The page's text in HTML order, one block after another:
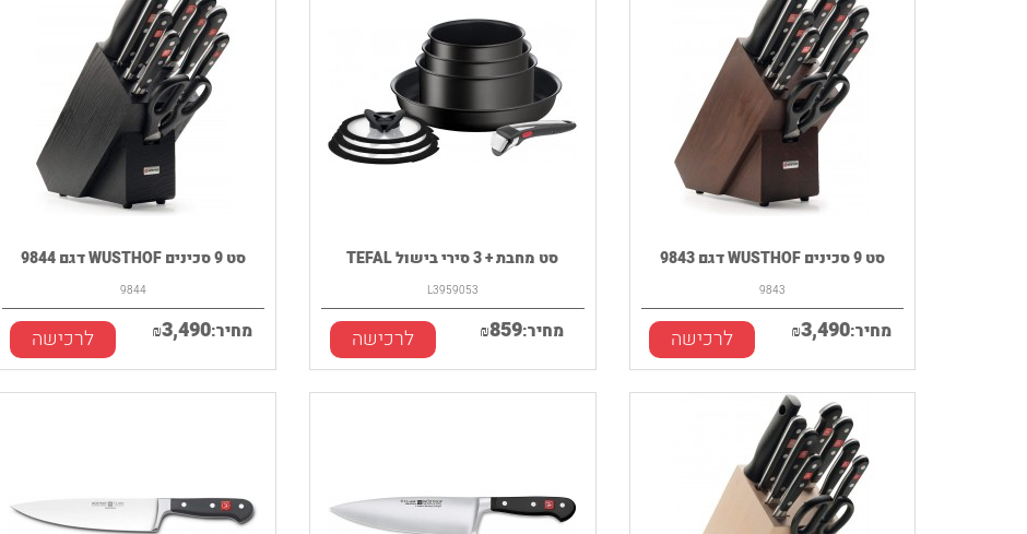
סט 9 סכינים WUSTHOF דגם 9844
9844
מחיר: ₪3,490 לרכישה
סט מחבת + 3 סירי בישול TEFAL
L3959053
מחיר: ₪859 לרכישה
סט 9 סכינים WUSTHOF דגם 9843
9843
מחיר: ₪3,490 לרכישה